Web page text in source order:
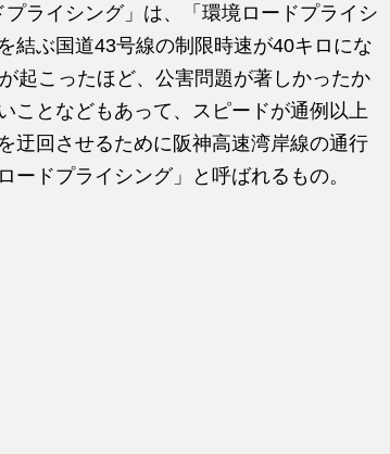
ライシング」は、「環境ロードプライシ
結ぶ国道43号線の制限時速が40キロにな
起こったほど、公害問題が著しかったか
ことなどもあって、スピードが通例以上
迂回させるために阪神高速湾岸線の通行
ドプライシング」と呼ばれるもの。